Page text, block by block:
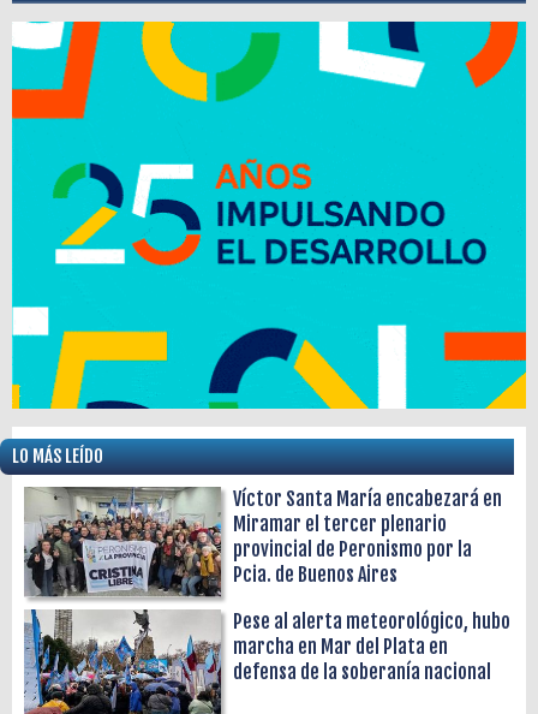
LO MÁS LEÍDO
Víctor Santa María encabezará en
Miramar el tercer plenario
provincial de Peronismo por la
Pcia. de Buenos Aires
Pese al alerta meteorológico, hubo
marcha en Mar del Plata en
defensa de la soberanía nacional